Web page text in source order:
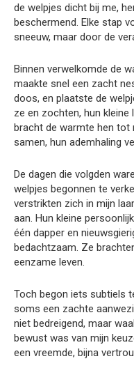
de welpjes dicht bij me,
beschermend. Elke stap
sneeuw, maar door de
Binnen verwelkomde de
maakte snel een zacht
doos, en plaatste de
ze en zochten, hun
bracht de warmte hen tot
samen, hun ademhaling
De dagen die volgden
welpjes begonnen te
verstrikten zich in mijn
aan. Hun kleine
één dapper en
bedachtzaam. Ze
eenzame leven.
Toch begon iets subtiels
soms een zachte
niet bedreigend, maar
bewust was van mijn
een vreemde, bijna